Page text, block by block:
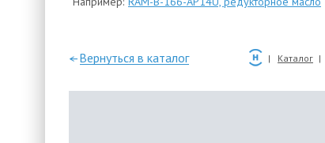
—Вернуться в каталог Каталог